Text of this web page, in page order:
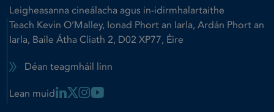
Leigheasanna cineálacha agus in-idirmhalartaithe
Teach Kevin O’Malley, Ionad Phort an Iarla, Ardán Phort an
Iarla, Baile Átha Cliath 2, D02 XP77, Éire
Déan teagmháil linn
Lean muid Linkedin Link
X LinkInstagram Link
Youtube Link